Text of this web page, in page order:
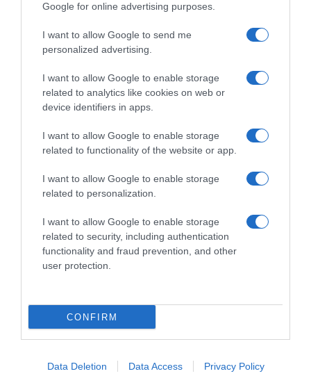
Google for online advertising purposes.
I want to allow Google to send me
personalized advertising.
I want to allow Google to enable storage
related to analytics like cookies on web or
device identifiers in apps.
I want to allow Google to enable storage
related to functionality of the website or app.
I want to allow Google to enable storage
related to personalization.
I want to allow Google to enable storage
related to security, including authentication
functionality and fraud prevention, and other
user protection.
CONFIRM
Data Deletion Data Access Privacy Policy
ostaje vam samo da iskoristite ono što vam se nudi.